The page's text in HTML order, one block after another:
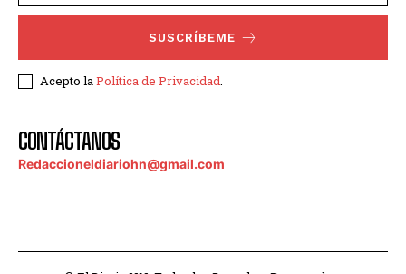
SUSCRÍBEME
Acepto la Política de Privacidad
CONTÁCTANOS
Redaccioneldiariohn@gmail.com